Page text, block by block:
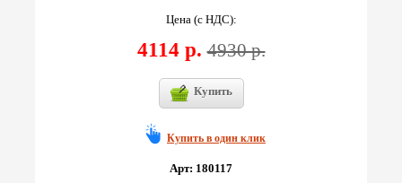
Цена (с НДС):
4114 р.4930 р.
Купить
Купить в один клик
Арт: 180117